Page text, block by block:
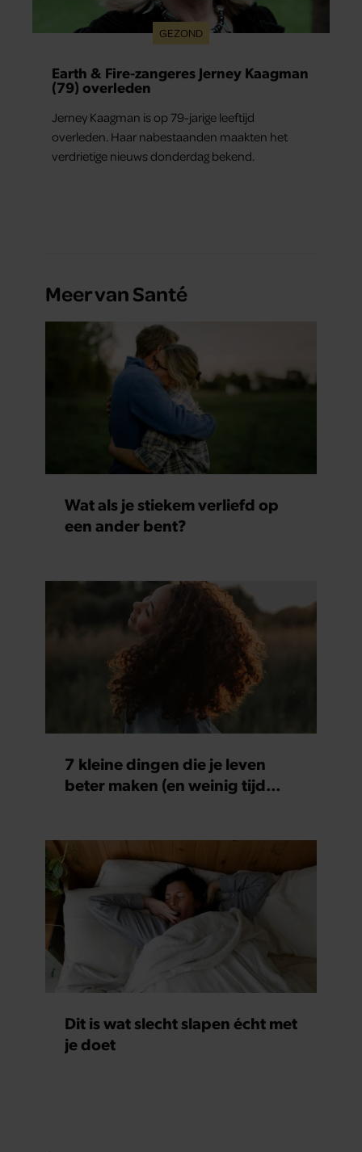
GEZOND
Earth & Fire-zangeres Jerney Kaagman
(79) overleden
Jerney Kaagman is op 79-jarige leeftijd
overleden. Haar nabestaanden maakten het
verdrietige nieuws donderdag bekend.
Meer van Santé
Wat als je stiekem verliefd op
een ander bent?
7 kleine dingen die je leven
beter maken (en weinig tijd
Dit is wat slecht slapen écht met
je doet